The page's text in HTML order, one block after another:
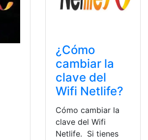
¿Cómo
cambiar la
clave del
Wifi Netlife?
Cómo cambiar la
clave del Wifi
Netlife. Si tienes